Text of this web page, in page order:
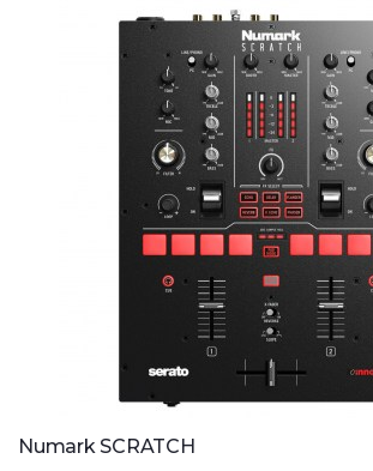
Numark SCRATCH